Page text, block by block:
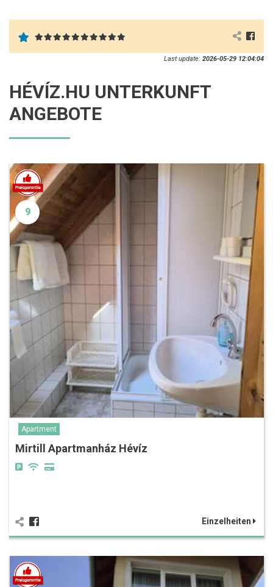
Last update: 2026-05-29 12:04:04
HÉVÍZ.HU UNTERKUNFT
ANGEBOTE
9
Apartment
Mirtill Apartmanház Hévíz
Einzelheiten